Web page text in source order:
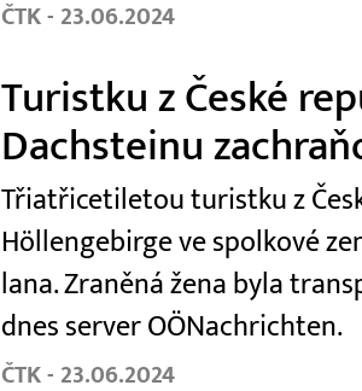
ČTK - 23.06.2024
Turistku z České
Dachsteinu
Třiatřicetiletou turistku z
Höllengebirge ve spolkové
lana. Zraněná žena byla
dnes server OÖNachrichten.
ČTK - 23.06.2024